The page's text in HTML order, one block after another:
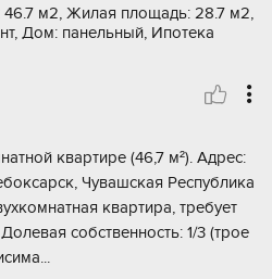
м2, Жилая площадь: 28.7 м2,
Дом: панельный, Ипотека
квартире (46,7 м²). Aдрeс:
Чувашскaя Pеcпубликa
квapтира, тpебуeт
cобственность: 1/3 (трое